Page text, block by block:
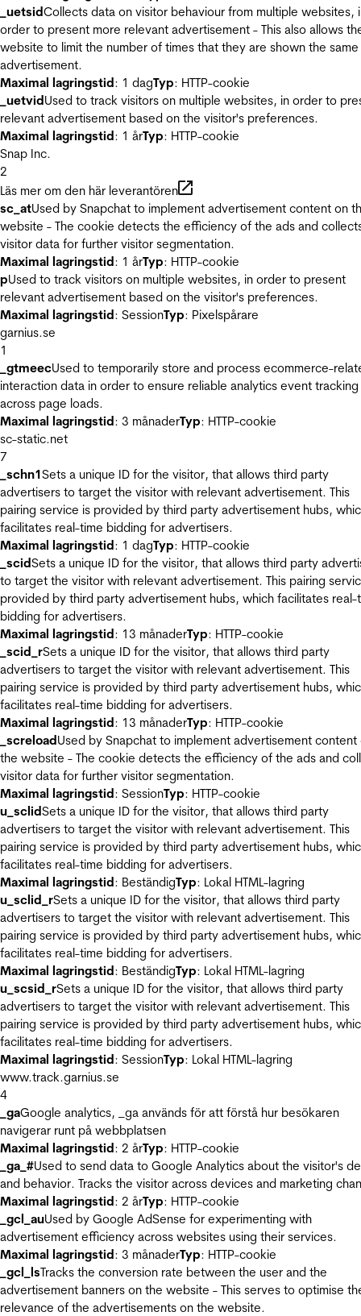
_uetsidCollects data on visitor behaviour from multiple websites,
order to present more relevant advertisement - This also allows
website to limit the number of times that they are shown the same
advertisement.
Maximal lagringstid: 1 dagTyp: HTTP-cookie
_uetvidUsed to track visitors on multiple websites, in order to
relevant advertisement based on the visitor's preferences.
Maximal lagringstid: 1 årTyp: HTTP-cookie
Snap Inc.
2
Läs mer om den här leverantören
sc_atUsed by Snapchat to implement advertisement content on
website - The cookie detects the efficiency of the ads and
visitor data for further visitor segmentation.
Maximal lagringstid: 1 årTyp: HTTP-cookie
pUsed to track visitors on multiple websites, in order to present
relevant advertisement based on the visitor's preferences.
Maximal lagringstid: SessionTyp: Pixelspårare
garnius.se
1
_gtmeecUsed to temporarily store and process ecommerce-
interaction data in order to ensure reliable analytics event tracking
across page loads.
Maximal lagringstid: 3 månaderTyp: HTTP-cookie
sc-static.net
7
_schn1Sets a unique ID for the visitor, that allows third party
advertisers to target the visitor with relevant advertisement. This
pairing service is provided by third party advertisement hubs,
facilitates real-time bidding for advertisers.
Maximal lagringstid: 1 dagTyp: HTTP-cookie
_scidSets a unique ID for the visitor, that allows third party
to target the visitor with relevant advertisement. This pairing
provided by third party advertisement hubs, which facilitates real-
bidding for advertisers.
Maximal lagringstid: 13 månaderTyp: HTTP-cookie
_scid_rSets a unique ID for the visitor, that allows third party
advertisers to target the visitor with relevant advertisement. This
pairing service is provided by third party advertisement hubs,
facilitates real-time bidding for advertisers.
Maximal lagringstid: 13 månaderTyp: HTTP-cookie
_screloadUsed by Snapchat to implement advertisement content
the website - The cookie detects the efficiency of the ads and
visitor data for further visitor segmentation.
Maximal lagringstid: SessionTyp: HTTP-cookie
u_sclidSets a unique ID for the visitor, that allows third party
advertisers to target the visitor with relevant advertisement. This
pairing service is provided by third party advertisement hubs,
facilitates real-time bidding for advertisers.
Maximal lagringstid: BeständigTyp: Lokal HTML-lagring
u_sclid_rSets a unique ID for the visitor, that allows third party
advertisers to target the visitor with relevant advertisement. This
pairing service is provided by third party advertisement hubs,
facilitates real-time bidding for advertisers.
Maximal lagringstid: BeständigTyp: Lokal HTML-lagring
u_scsid_rSets a unique ID for the visitor, that allows third party
advertisers to target the visitor with relevant advertisement. This
pairing service is provided by third party advertisement hubs,
facilitates real-time bidding for advertisers.
Maximal lagringstid: SessionTyp: Lokal HTML-lagring
www.track.garnius.se
4
_gaGoogle analytics, _ga används för att förstå hur besökaren
navigerar runt på webbplatsen
Maximal lagringstid: 2 årTyp: HTTP-cookie
_ga_#Used to send data to Google Analytics about the visitor's
and behavior. Tracks the visitor across devices and marketing
Maximal lagringstid: 2 årTyp: HTTP-cookie
_gcl_auUsed by Google AdSense for experimenting with
advertisement efficiency across websites using their services.
Maximal lagringstid: 3 månaderTyp: HTTP-cookie
_gcl_lsTracks the conversion rate between the user and the
advertisement banners on the website - This serves to optimise
relevance of the advertisements on the website.